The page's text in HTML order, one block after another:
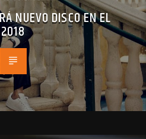
NUEVO DISCO EN EL
2018